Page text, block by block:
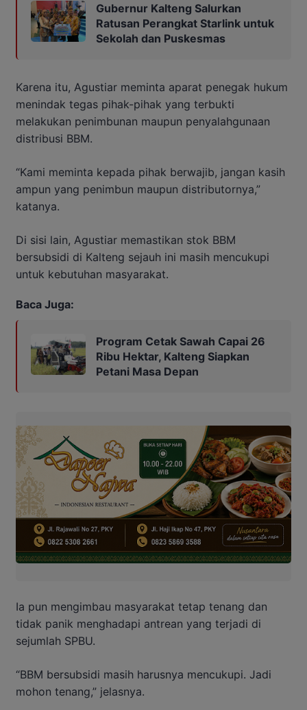
Gubernur Kalteng Salurkan
Ratusan Perangkat Starlink untuk
Sekolah dan Puskesmas
Karena itu, Agustiar meminta aparat penegak hukum
menindak tegas pihak-pihak yang terbukti
melakukan penimbunan maupun penyalahgunaan
distribusi BBM.
“Kami meminta kepada pihak berwajib, jangan kasih
ampun yang penimbun maupun distributornya,”
katanya.
Di sisi lain, Agustiar memastikan stok BBM
bersubsidi di Kalteng sejauh ini masih mencukupi
untuk kebutuhan masyarakat.
Baca Juga:
Program Cetak Sawah Capai 26
Ribu Hektar, Kalteng Siapkan
Petani Masa Depan
Ia pun mengimbau masyarakat tetap tenang dan
tidak panik menghadapi antrean yang terjadi di
sejumlah SPBU.
“BBM bersubsidi masih harusnya mencukupi. Jadi
mohon tenang,” jelasnya.